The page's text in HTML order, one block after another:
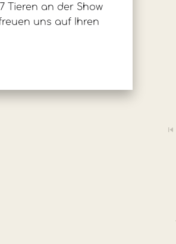
Tieren an der Show
uns auf Ihren